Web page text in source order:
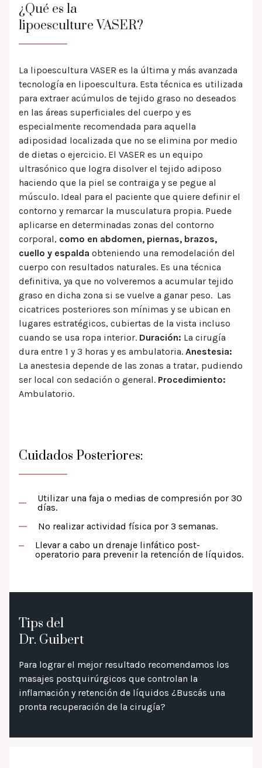
¿Qué es la
lipoesculture VASER?
La lipoescultura VASER es la última y más avanzada
tecnología en lipoescultura. Esta técnica es utilizada
para extraer acúmulos de tejido graso no deseados
en las áreas superficiales del cuerpo y es
especialmente recomendada para aquella
adiposidad localizada que no se elimina por medio
de dietas o ejercicio. El VASER es un equipo
ultrasónico que logra disolver el tejido adiposo
haciendo que la piel se contraiga y se pegue al
músculo. Ideal para el paciente que quiere definir el
contorno y remarcar la musculatura propia. Puede
aplicarse en determinadas zonas del contorno
corporal, como en abdomen, piernas, brazos,
cuello y espalda obteniendo una remodelación del
cuerpo con resultados naturales. Es una técnica
definitiva, ya que no volveremos a acumular tejido
graso en dicha zona si se vuelve a ganar peso. Las
cicatrices posteriores son mínimas y se ubican en
lugares estratégicos, cubiertas de la vista incluso
cuando se usa ropa interior. Duración: La cirugía
dura entre 1 y 3 horas y es ambulatoria. Anestesia:
La anestesia depende de las zonas a tratar, pudiendo
ser local con sedación o general. Procedimiento:
Ambulatorio.
Cuidados Posteriores:
Utilizar una faja o medias de compresión por 30
días.
No realizar actividad física por 3 semanas.
Llevar a cabo un drenaje linfático post-
operatorio para prevenir la retención de líquidos.
Tips del
Dr. Guibert
Para lograr el mejor resultado recomendamos los
masajes postquirúrgicos que controlan la
inflamación y retención de líquidos ¿Buscás una
pronta recuperación de la cirugía?